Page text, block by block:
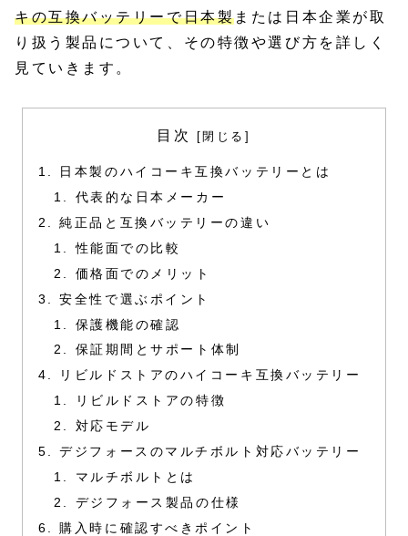
キの互換バッテリーで日本製または日本企業が取
り扱う製品について、その特徴や選び方を詳しく
見ていきます。
目次
日本製のハイコーキ互換バッテリーとは
代表的な日本メーカー
純正品と互換バッテリーの違い
性能面での比較
価格面でのメリット
安全性で選ぶポイント
保護機能の確認
保証期間とサポート体制
リビルドストアのハイコーキ互換バッテリー
リビルドストアの特徴
対応モデル
デジフォースのマルチボルト対応バッテリー
マルチボルトとは
デジフォース製品の仕様
購入時に確認すべきポイント